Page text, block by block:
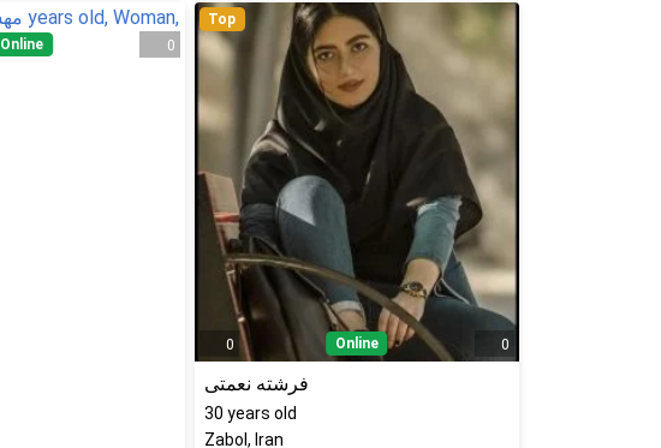
Online 0
Top
0 Online 0
فرشته نعمتی
30 years old
Zabol, Iran